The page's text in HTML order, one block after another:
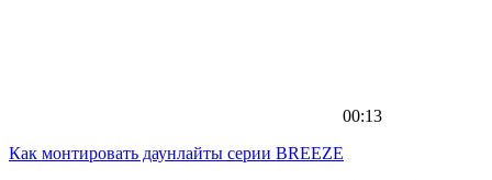
00:13
Как монтировать даунлайты серии BREEZE